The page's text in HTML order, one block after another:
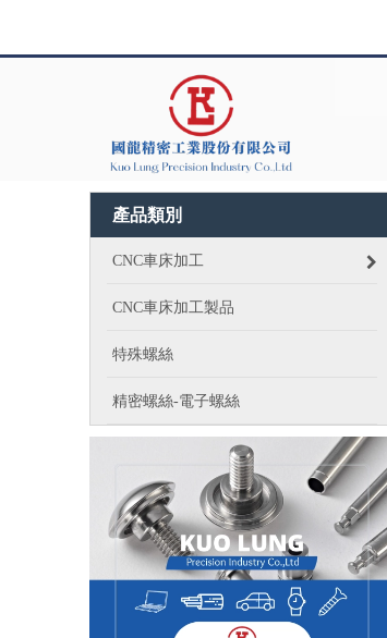
產品類別
CNC車床加工
CNC車床加工製品
特殊螺絲
精密螺絲-電子螺絲